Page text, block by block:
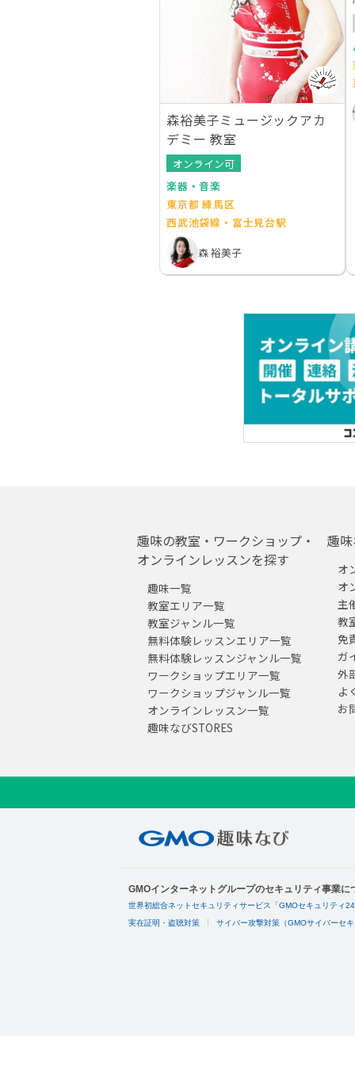
森裕美子ミュージックアカ
デミー 教室
オンライン可
楽器・音楽
東京都 練馬区
西武池袋線・富士見台駅
森 裕美子
趣味の教室・ワークショップ・
オンラインレッスンを探す
趣味一覧
教室エリア一覧
教室ジャンル一覧
無料体験レッスンエリア一覧
無料体験レッスンジャンル一覧
ワークショップエリア一覧
ワークショップジャンル一覧
オンラインレッスン一覧
趣味なびSTORES
趣
オ
オ
主
教
免
ガ
外
よ
お